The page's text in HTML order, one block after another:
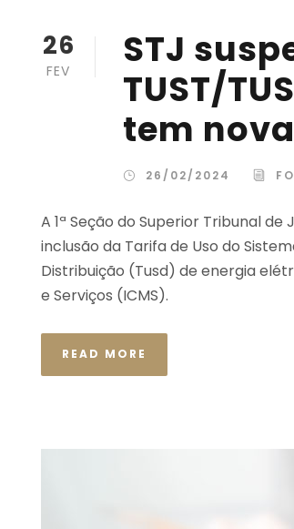
26
FEV
STJ
TUST/
tem
26/02/2024
A 1ª Seção do Superior Tribunal
inclusão da Tarifa de Uso do
Distribuição (Tusd) de energia
e Serviços (ICMS).
READ MORE